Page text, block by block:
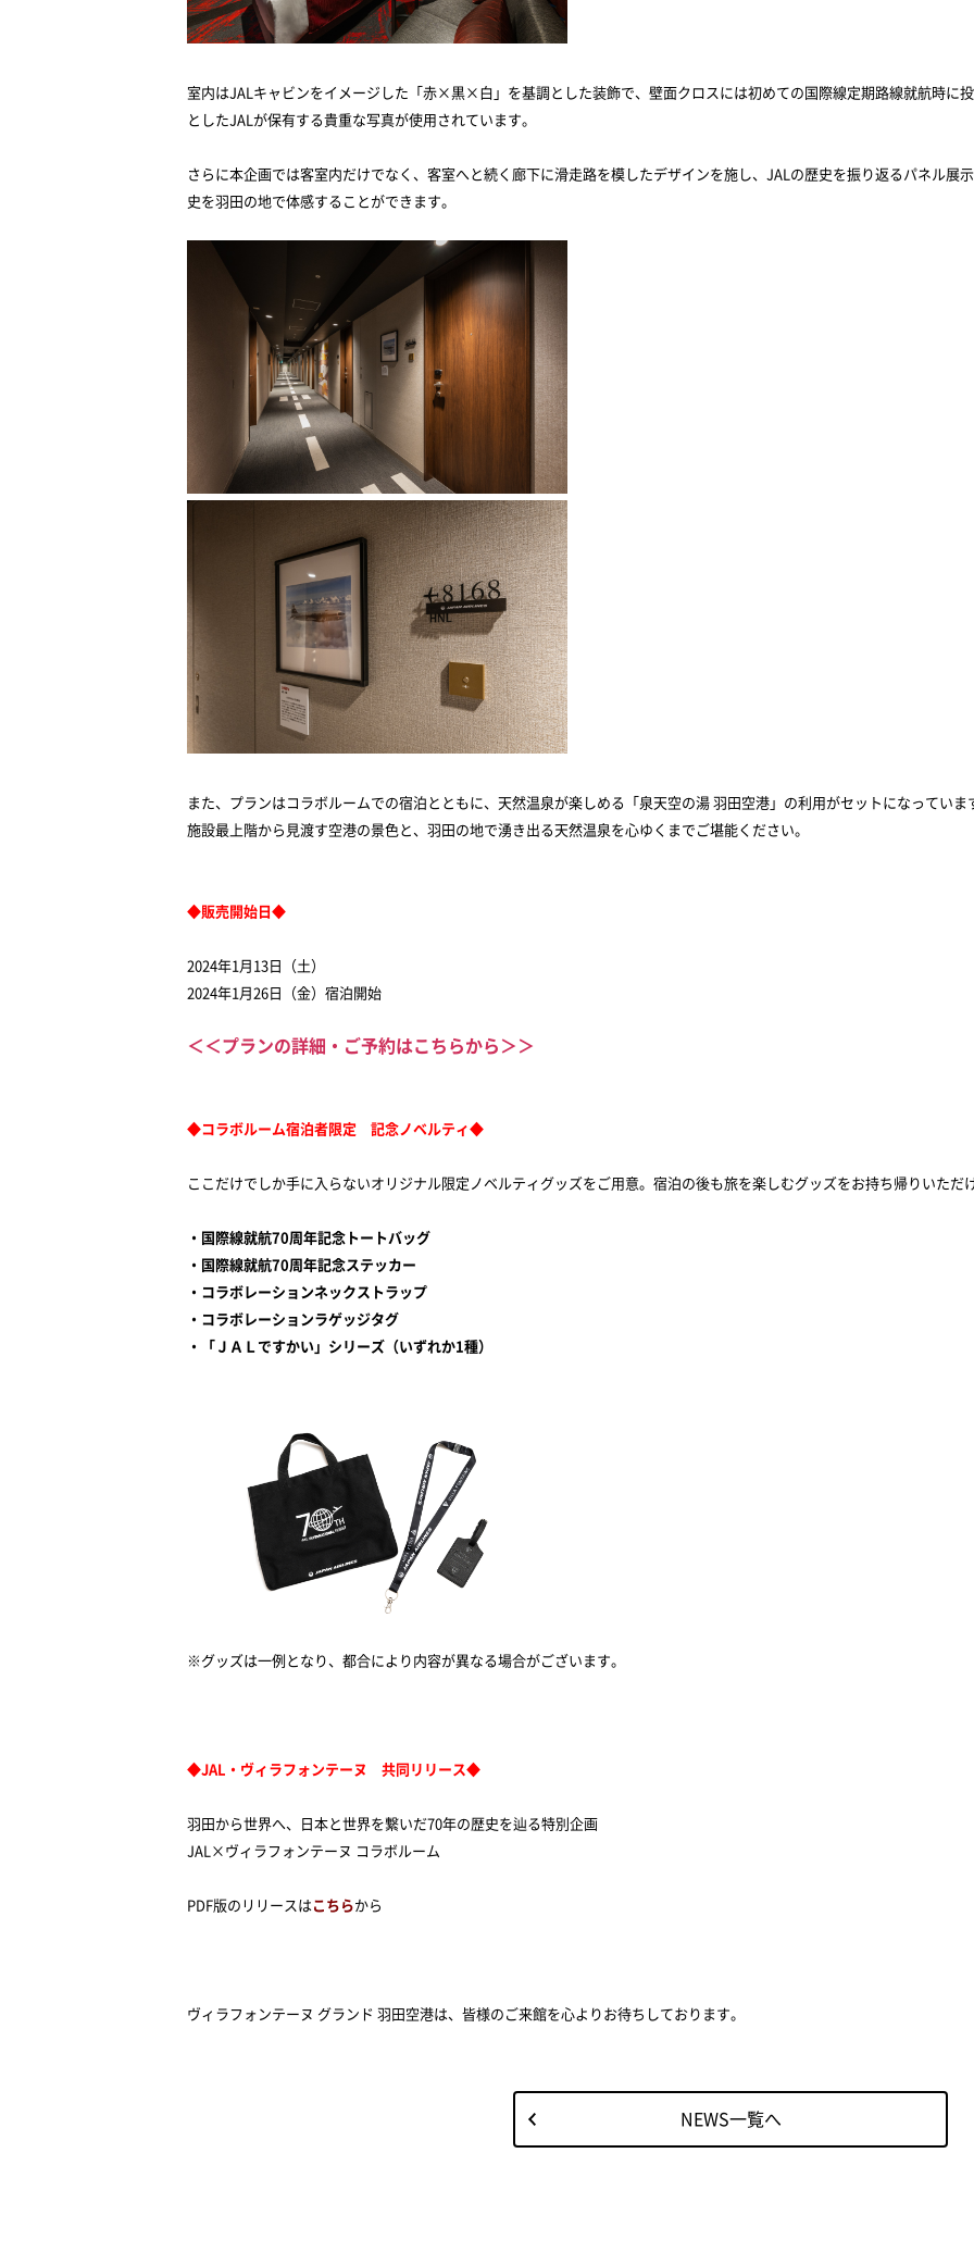
室内はJALキャビンをイメージした「赤×黒×白」を基調とした装飾で、壁面クロスには初めての国際線定期路線就航時に
としたJALが保有する貴重な写真が使用されています。
さらに本企画では客室内だけでなく、客室へと続く廊下に滑走路を模したデザインを施し、 JALの歴史を振り返るパネル展
史を羽田の地で体感することができます。
また、プランはコラボルームでの宿泊とともに、天然温泉が楽しめる「泉天空の湯 羽田空港」の利用がセットになっていま
施設最上階から見渡す空港の景色と、羽田の地で湧き出る天然温泉を心ゆくまでご堪能ください。
◆販売開始日◆
2024年1月13日（土）
2024年1月26日（金）宿泊開始
＜＜プランの詳細・ご予約はこちらから＞＞
◆コラボルーム宿泊者限定 記念ノベルティ◆
ここだけでしか手に入らないオリジナル限定ノベルティグッズをご用意。宿泊の後も旅を楽しむグッズをお持ち帰りいただ
・国際線就航70周年記念トートバッグ
・国際線就航70周年記念ステッカー
・コラボレーションネックストラップ
・コラボレーションラゲッジタグ
・「ＪＡＬですかい」シリーズ（いずれか1種）
※グッズは一例となり、都合により内容が異なる場合がございます。
◆JAL ・ヴィラフォンテーヌ 共同リリース◆
羽田から世界へ、日本と世界を繋いだ70年の歴史を辿る特別企画
JAL×ヴィラフォンテーヌ コラボルーム
PDF版のリリースはこちらから
ヴィラフォンテーヌ グランド 羽田空港は、皆様のご来館を心よりお待ちしております。
NEWS一覧へ